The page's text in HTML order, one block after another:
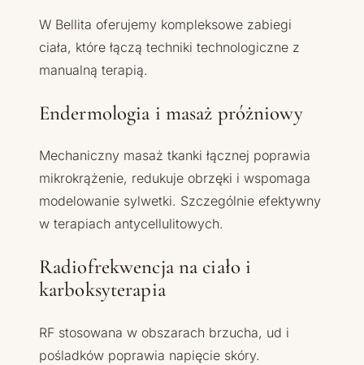
W Bellita oferujemy kompleksowe zabiegi
ciała, które łączą techniki technologiczne z
manualną terapią.
Endermologia i masaż próżniowy
Mechaniczny masaż tkanki łącznej poprawia
mikrokrążenie, redukuje obrzęki i wspomaga
modelowanie sylwetki. Szczególnie efektywny
w terapiach antycellulitowych.
Radiofrekwencja na ciało i
karboksyterapia
RF stosowana w obszarach brzucha, ud i
pośladków poprawia napięcie skóry.